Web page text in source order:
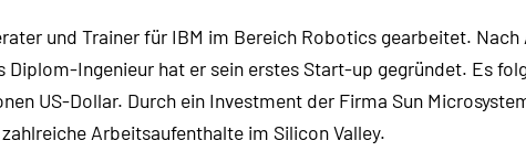
und Trainer für IBM im Bereich Robotics gearbeitet. Nach
Diplom-Ingenieur hat er sein erstes Start-up gegründet. Es
US-Dollar. Durch ein Investment der Firma Sun
Arbeitsaufenthalte im Silicon Valley.